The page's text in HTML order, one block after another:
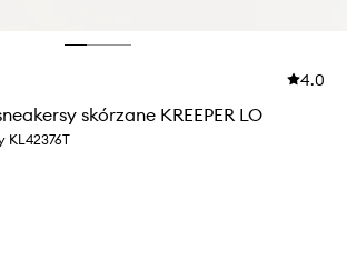
4.0
skórzane KREEPER LO
KL42376T